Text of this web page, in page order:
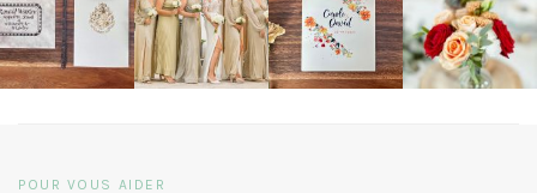
POUR VOUS AIDER